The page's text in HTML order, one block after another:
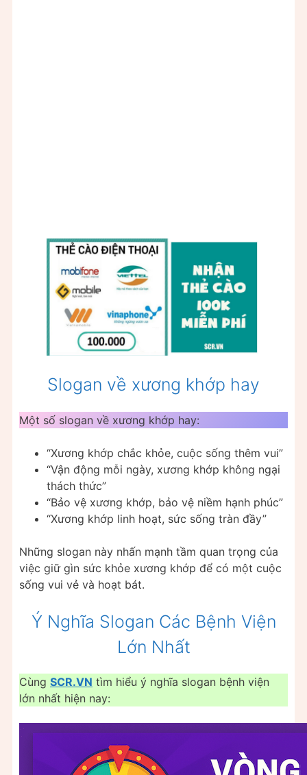
Slogan về xương khớp hay
Một số slogan về xương khớp hay:
“Xương khớp chắc khỏe, cuộc sống thêm vui”
“Vận động mỗi ngày, xương khớp không ngại
thách thức”
“Bảo vệ xương khớp, bảo vệ niềm hạnh phúc”
“Xương khớp linh hoạt, sức sống tràn đầy”
Những slogan này nhấn mạnh tầm quan trọng của
việc giữ gìn sức khỏe xương khớp để có một cuộc
sống vui vẻ và hoạt bát.
Ý Nghĩa Slogan Các Bệnh Viện
Lớn Nhất
Cùng SCR.VN tìm hiểu ý nghĩa slogan bệnh viện
lớn nhất hiện nay: